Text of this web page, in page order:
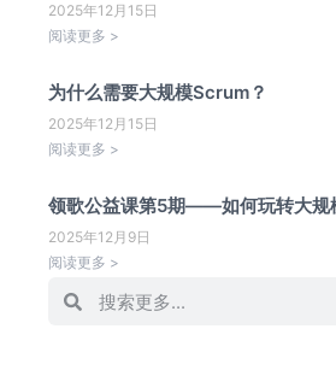
2025年12月15日
阅读更多 >
为什么需要大规模Scrum？
2025年12月15日
阅读更多 >
领歌公益课第5期——如何玩转大规
2025年12月9日
阅读更多 >